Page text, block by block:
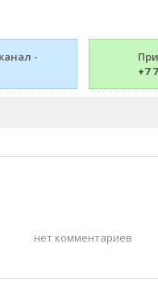
-
+7
нет комментариев